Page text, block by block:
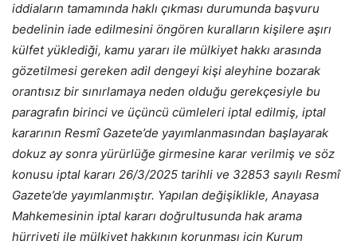
iddiaların tamamında haklı çıkması durumunda başvuru
bedelinin iade edilmesini öngören kuralların kişilere aşırı
külfet yüklediği, kamu yararı ile mülkiyet hakkı arasında
gözetilmesi gereken adil dengeyi kişi aleyhine bozarak
orantısız bir sınırlamaya neden olduğu gerekçesiyle bu
paragrafın birinci ve üçüncü cümleleri iptal edilmiş, iptal
kararının Resmî Gazete’de yayımlanmasından başlayarak
dokuz ay sonra yürürlüğe girmesine karar verilmiş ve söz
konusu iptal kararı 26/3/2025 tarihli ve 32853 sayılı Resmî
Gazete’de yayımlanmıştır. Yapılan değişiklikle, Anayasa
Mahkemesinin iptal kararı doğrultusunda hak arama
hürriyeti ile mülkiyet hakkının korunması için Kurum